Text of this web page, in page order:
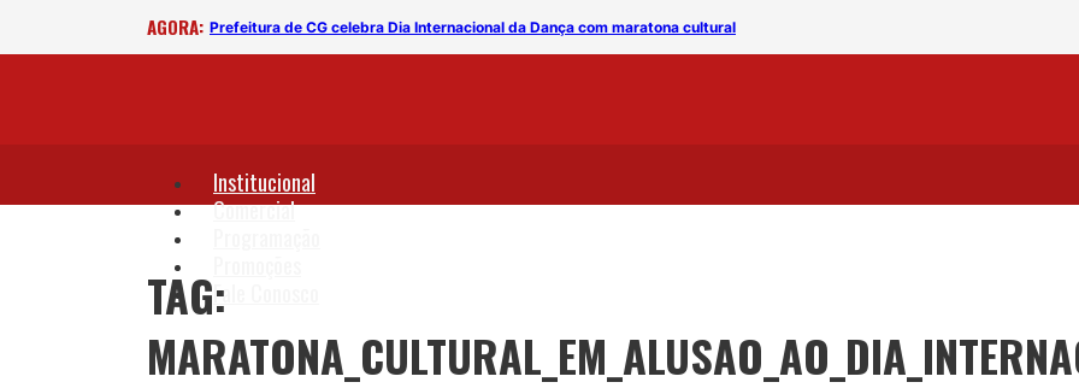
AGORA: Prefeitura de CG celebra Dia Internacional da Dança com maratona cultural Prefeitura de CG celebra
Institucional
Comercial
Fale Conosco
TAG: